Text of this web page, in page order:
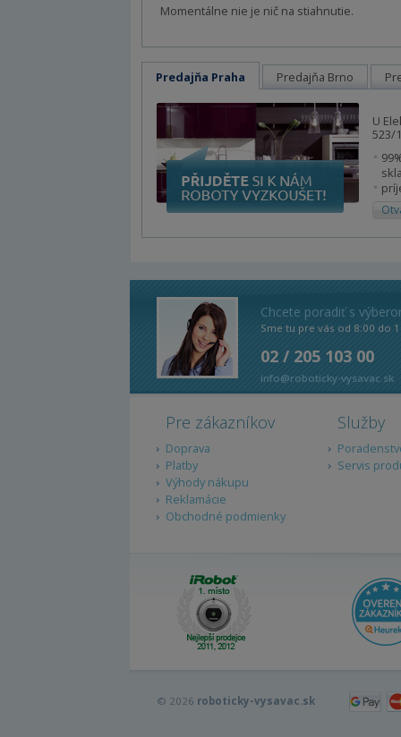
Momentálne nie je nič na stiahnutie.
Predajňa Praha Predajňa Brno
U
523/
Chcete poradiť s
Sme tu pre vás od 8:00 do
02 / 205 103 00
info@roboticky-vysavac.sk
Pre zákazníkov
Doprava
Platby
Výhody nákupu
Reklamácie
Obchodné podmienky
Služby
Servis
© 2026 roboticky-vysavac.sk